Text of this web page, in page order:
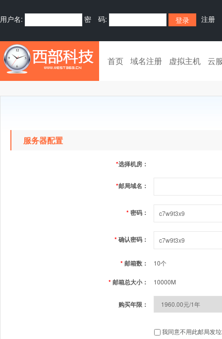
用户名: 密 码: 注册
首页 域名注册 虚拟主机 云
服务器配置
*选择机房：
*邮局域名：
*密码：
*确认密码：
*邮箱数： 10个
*邮箱总大小： 10000M
购买年限：
我同意不用此邮局发